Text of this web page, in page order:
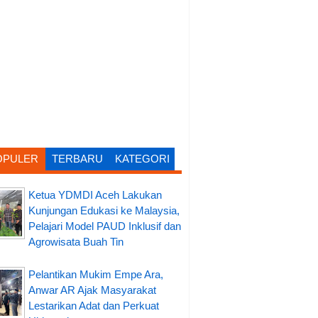
TERBARU KATEGORI
Ketua YDMDI Aceh Lakukan
Kunjungan Edukasi ke Malaysia,
Pelajari Model PAUD Inklusif dan
Agrowisata Buah Tin
Pelantikan Mukim Empe Ara,
Anwar AR Ajak Masyarakat
Lestarikan Adat dan Perkuat